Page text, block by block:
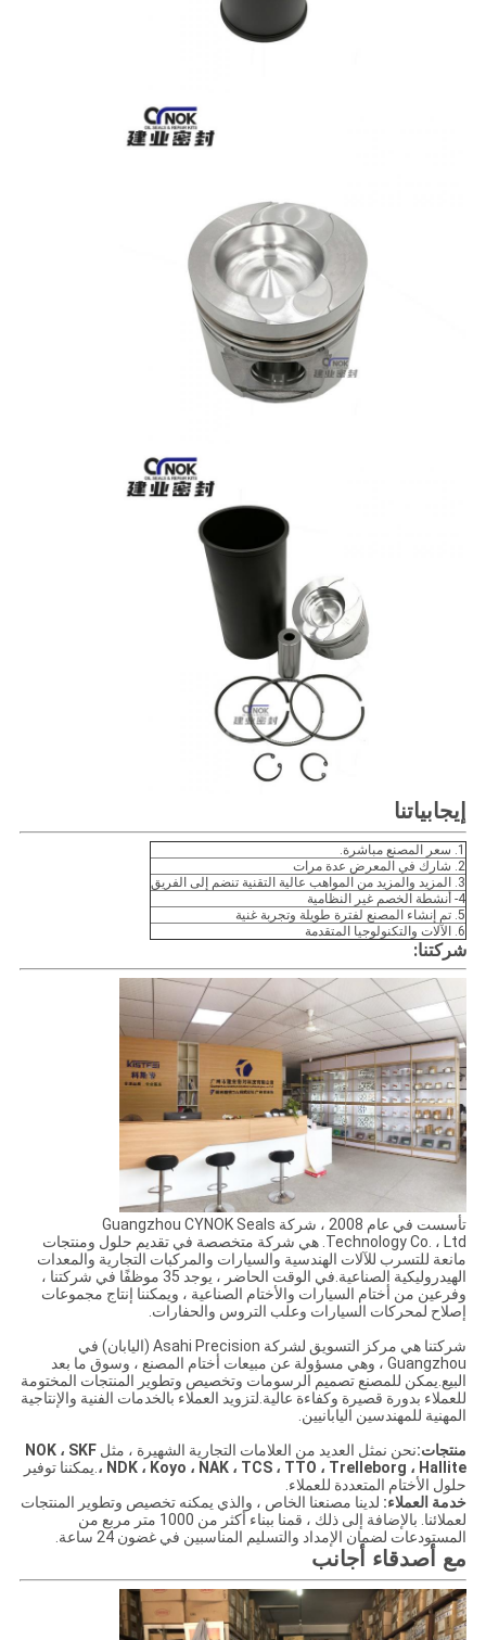
إيجابياتنا
1. سعر المصنع مباشرة.
2. شارك في المعرض عدة مرات
3. المزيد والمزيد من المواهب عالية التقنية تنضم إلى الفريق
4- أنشطة الخصم غير النظامية
5. تم إنشاء المصنع لفترة طويلة وتجربة غنية
6. الآلات والتكنولوجيا المتقدمة
شركتنا:
تأسست في عام 2008 ، شركة Guangzhou CYNOK Seals
Technology Co. ، Ltd. هي شركة متخصصة في تقديم حلول ومنتجات
مانعة للتسرب للآلات الهندسية والسيارات والمركبات التجارية والمعدات
الهيدروليكية الصناعية.في الوقت الحاضر ، يوجد 35 موظفًا في شركتنا ،
وفرعين من أختام السيارات والأختام الصناعية ، ويمكننا إنتاج مجموعات
إصلاح لمحركات السيارات وعلب التروس والحفارات.
شركتنا هي مركز التسويق لشركة Asahi Precision (اليابان) في
Guangzhou ، وهي مسؤولة عن مبيعات أختام المصنع ، وسوق ما بعد
البيع.يمكن للمصنع تصميم الرسومات وتخصيص وتطوير المنتجات المختومة
للعملاء بدورة قصيرة وكفاءة عالية.لتزويد العملاء بالخدمات الفنية والإنتاجية
المهنية للمهندسين اليابانيين.
منتجات:نحن نمثل العديد من العلامات التجارية الشهيرة ، مثل NOK ، SKF
، NDK ، Koyo ، NAK ، TCS ، TTO ، Trelleborg ، Hallite .يمكننا توفير
حلول الأختام المتعددة للعملاء.
خدمة العملاء: لدينا مصنعنا الخاص ، والذي يمكنه تخصيص وتطوير المنتجات
لعملائنا. بالإضافة إلى ذلك ، قمنا ببناء أكثر من 1000 متر مربع من
المستودعات لضمان الإمداد والتسليم المناسبين في غضون 24 ساعة.
مع أصدقاء أجانب